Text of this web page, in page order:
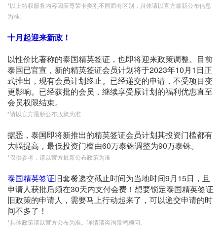
*以上特权服务内容因应尊荣卡类别不同而有区别，具体请以官方最新公布信息
为准。
十月起迎来新政！
以性价比著称的泰国精英签证，也即将迎来政策调整。目前
泰国已官宣，新的精英签证会员计划将于2023年10月1日正
式推出，现有会员计划终止。已经递交的申请，不受项目变
更影响。已经获批的会员，继续享受原计划的福利优惠直至
会员权限结束。
*请以官方最新公布政策为准
据悉，泰国即将新推出的精英签证会员计划其投资门槛都有
大幅提高，最低投资门槛由60万泰铢调整为90万泰铢。
*仅供参考，请以官方最新公布政策为准
泰国精英签证旧套餐递交截止时间为当地时间9月15日，且
申请人获批后须在30天内支付会费！想要锁定泰国精英签证
旧政策的申请人，需要马上行动起来了，可以递交申请的时
间不多了！
*具体政策请以官方公布为准。详情请咨询景鸿顾问。